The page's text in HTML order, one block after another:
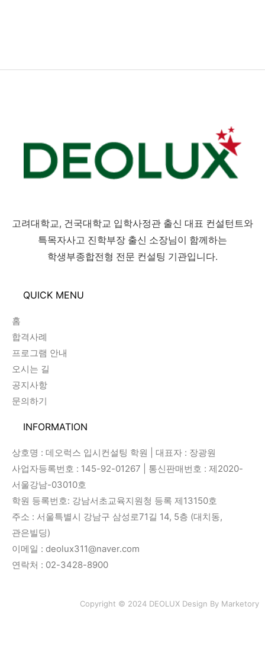
고려대학교, 건국대학교 입학사정관 출신 대표 컨설턴트와
특목자사고 진학부장 출신 소장님이 함께하는
학생부종합전형 전문 컨설팅 기관입니다.
QUICK MENU
홈
합격사례
프로그램 안내
오시는 길
공지사항
문의하기
INFORMATION
상호명 : 데오럭스 입시컨설팅 학원 | 대표자 : 장광원
사업자등록번호 : 145-92-01267 | 통신판매번호 : 제2020-
서울강남-03010호
학원 등록번호: 강남서초교육지원청 등록 제13150호
주소 : 서울특별시 강남구 삼성로71길 14, 5층 (대치동,
관은빌딩)
이메일 : deolux311@naver.com
연락처 : 02-3428-8900
Copyright © 2024 DEOLUX Design By Marketory